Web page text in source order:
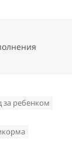
за ребенком